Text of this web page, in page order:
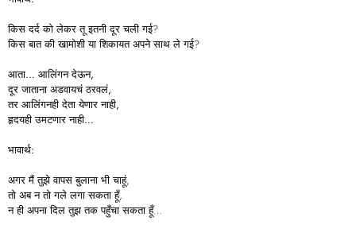
किस दर्द को लेकर तू इतनी दूर चली गई?
किस बात की खामोशी या शिकायत अपने साथ ले गई?
आता… आलिंगनदेऊन,
दूरजाताना अडवायचंठरवलं,
तर आलिंगनहीदेतायेणारनाही,
हृदयहीउमटणारनाही…
भावार्थ:
अगर मैं तुझे वापस बुलाना भी चाहूं,
तो अब न तो गले लगा सकता हूँ,
न ही अपना दिल तुझ तक पहुँचा सकता हूँ…